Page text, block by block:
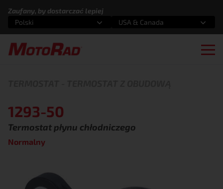
Zaufany, by dostarczać lepiej
Wybierz opcję
Polski
Wybierz opcję
USA & Canada
1293-50
Termostat płynu chłodniczego
Normalny